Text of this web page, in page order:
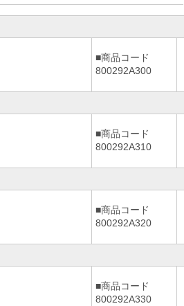
■商品コード
800292A300
■商品コード
800292A310
■商品コード
800292A320
■商品コード
800292A330